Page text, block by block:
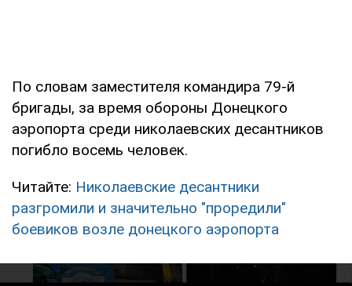
По словам заместителя командира 79-й
бригады, за время обороны Донецкого
аэропорта среди николаевских десантников
погибло восемь человек.
Читайте: Николаевские десантники
разгромили и значительно "проредили"
боевиков возле донецкого аэропорта